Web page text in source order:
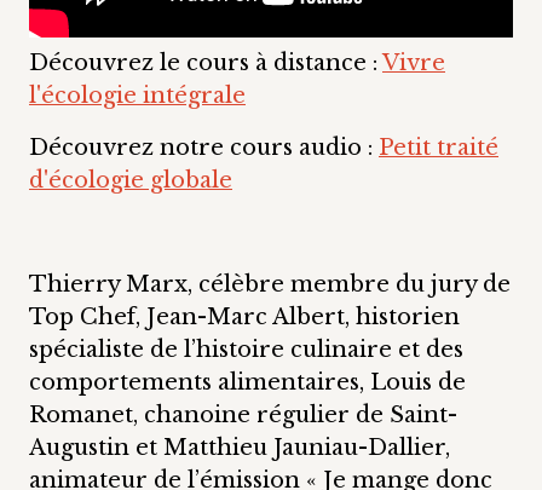
Découvrez le cours à distance :Vivre
l'écologie intégrale
Découvrez notre cours audio : Petit traité
d'écologie globale
Thierry Marx, célèbre membre du jury de
Top Chef, Jean-Marc Albert, historien
spécialiste de l’histoire culinaire et des
comportements alimentaires, Louis de
Romanet, chanoine régulier de Saint-
Augustin et Matthieu Jauniau-Dallier,
animateur de l’émission « Je mange donc